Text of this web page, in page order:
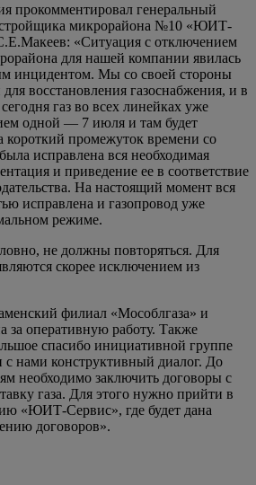
прокомментировал генеральный
микрорайона №10 «ЮИТ-
«Ситуация с отключением
для нашей компании явилась
инцидентом. Мы со своей стороны
восстановления газоснабжения, и в
газ во всех линейках уже
одной — 7 июля и там будет
короткий промежуток времени со
исправлена вся необходимая
и приведение ее в соответствие
На настоящий момент вся
исправлена и газопровод уже
режиме.
не должны повторяться. Для
скорее исключением из
филиал «Мособлгаза» и
за оперативную работу. Также
спасибо инициативной группе
с нами конструктивный диалог. До
необходимо заключить договоры с
газа. Для этого нужно прийти в
«ЮИТ-Сервис», где будет дана
договоров».